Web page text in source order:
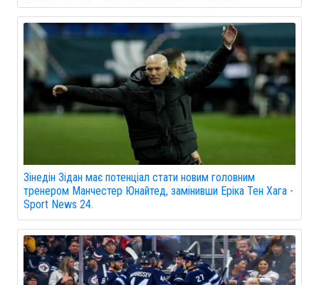
Зінедін Зідан має потенціал стати новим головним
тренером Манчестер Юнайтед, замінивши Еріка Тен Хага -
Sport News 24.